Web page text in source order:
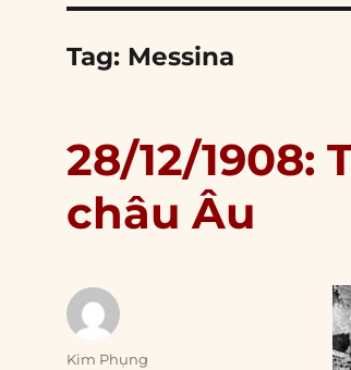
Tag: Messina
28/12/1908:
châu Âu
Author
Kim Phụng